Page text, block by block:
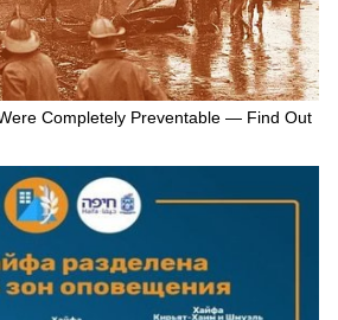
Completely Preventable — Find Out